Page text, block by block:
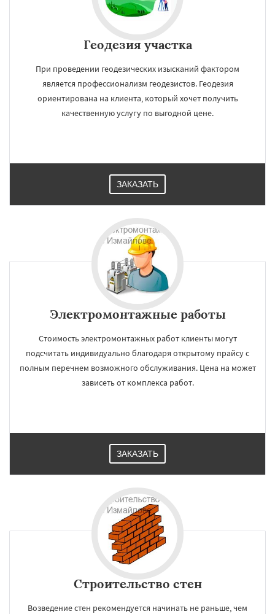
Геодезия участка
При проведении геодезических изысканий фактором
является профессионализм геодезистов. Геодезия
ориентирована на клиента, который хочет получить
качественную услугу по выгодной цене.
ЗАКАЗАТЬ
Электромонтажные работы
Стоимость электромонтажных работ клиенты могут
подсчитать индивидуально благодаря открытому прайсу с
полным перечнем возможного обслуживания. Цена на может
зависеть от комплекса работ.
ЗАКАЗАТЬ
Строительство стен
Возведение стен рекомендуется начинать не раньше, чем